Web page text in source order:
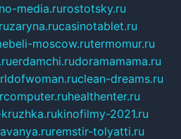
media.rurostotsky.ru
zaryna.rucasinotablet.ru
moscow.rutermomur.ru
erdamchi.rudoramamama.ru
clean-dreams.ru
healthenter.ru
kinofilmy-2021.ru
remstir-tolyatti.ru